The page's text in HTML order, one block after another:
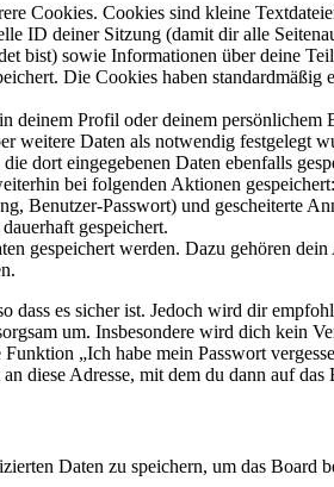
Cookies. Cookies sind kleine
ID deiner Sitzung (damit dir alle
bist) sowie Informationen über deine
Die Cookies haben
Profil oder deinem
weitere Daten als notwendig festgelegt
dort eingegebenen Daten ebenfalls
bei folgenden Aktionen
Benutzer-Passwort) und gescheiterte
gespeichert.
gespeichert werden. Dazu gehören
es sicher ist. Jedoch wird dir
um. Insbesondere wird dich kein
„Ich habe mein Passwort
diese Adresse, mit dem du dann auf
Daten zu speichern, um das Board